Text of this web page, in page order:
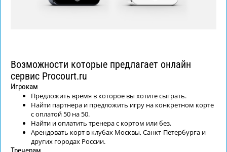
Возможности которые предлагает онлайн
сервис Procourt.ru
Игрокам
Предложить время в которое вы хотите сыграть.
Найти партнера и предложить игру на конкретном корте
с оплатой 50 на 50.
Найти и оплатить тренера с кортом или без.
Арендовать корт в клубах Москвы, Санкт-Петербурга и
других городах России.